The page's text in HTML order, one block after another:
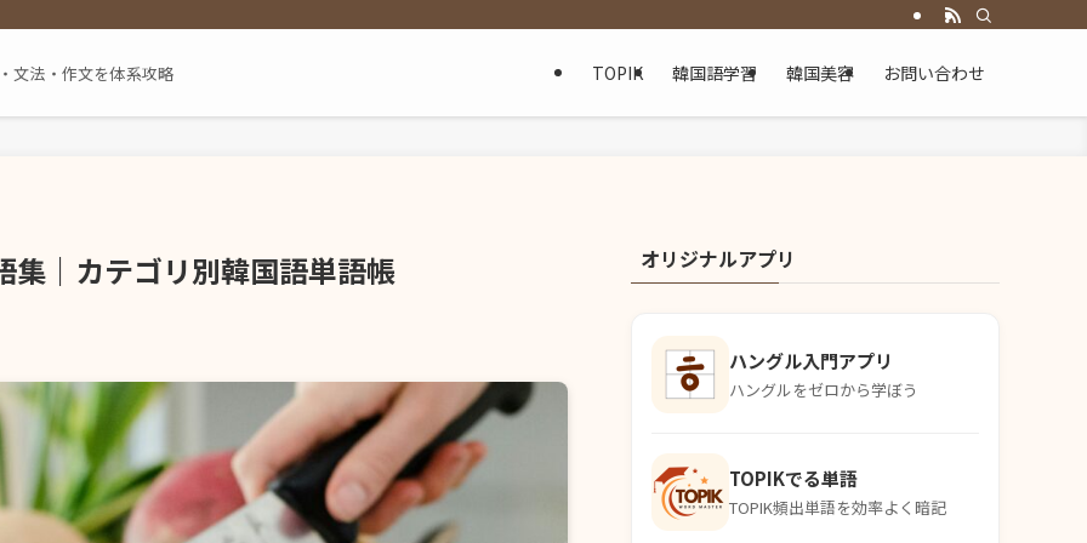
文法・作文を体系攻略 TOPIK 韓国語学習 韓国美容 お問い合わせ
集｜カテゴリ別韓国語単語帳 オリジナルアプリ
ハングル入門アプリ
ハングルをゼロから学ぼう
TOPIKでる単語
TOPIK頻出単語を効率よく暗記